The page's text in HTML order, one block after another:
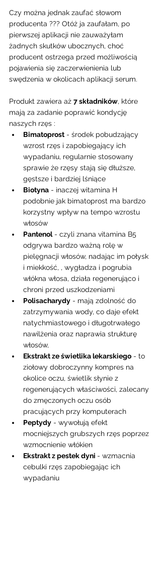
Czy można jednak zaufać słowom
producenta ??? Otóż ja zaufałam, po
pierwszej aplikacji nie zauważyłam
żadnych skutków ubocznych, choć
producent ostrzega przed możliwością
pojawienia się zaczerwienienia lub
swędzenia w okolicach aplikacji serum.
Produkt zawiera aż 7 składników, które
mają za zadanie poprawić kondycję
naszych rzęs :
Bimatoprost - środek pobudzający
wzrost rzęs i zapobiegający ich
wypadaniu, regularnie stosowany
sprawie że rzęsy stają się dłuższe,
gęstsze i bardziej lśniące
Biotyna - inaczej witamina H
podobnie jak bimatoprost ma bardzo
korzystny wpływ na tempo wzrostu
włosów
Pantenol - czyli znana vitamina B5
odgrywa bardzo ważną rolę w
pielęgnacji włosów, nadając im połysk
i miekkość, , wygładza i pogrubia
włókna włosa, działa regenerująco i
chroni przed uszkodzeniami
Polisacharydy - mają zdolność do
zatrzymywania wody, co daje efekt
natychmiastowego i długotrwałego
nawilżenia oraz naprawia strukturę
włosów,
Ekstrakt ze świetlika lekarskiego - to
ziołowy dobroczynny kompres na
okolice oczu, świetlik słynie z
regenerujących właściwości, zalecany
do zmęczonych oczu osób
pracujących przy komputerach
Peptydy - wywołują efekt
mocniejszych grubszych rzęs poprzez
wzmocnienie włókien
Ekstrakt z pestek dyni - wzmacnia
cebulki rzęs zapobiegając ich
wypadaniu